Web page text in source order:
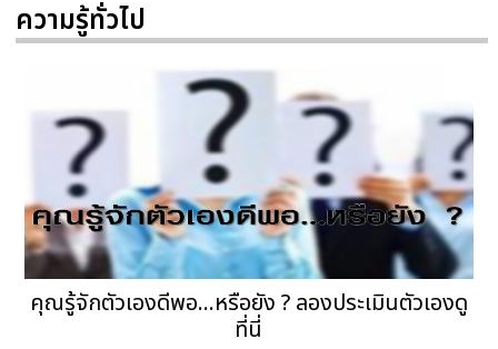
ความรู้ทั่วไป
คุณรู้จักตัวเองดีพอ...หรือยัง ? ลองประเมินตัวเองดู
ที่นี่